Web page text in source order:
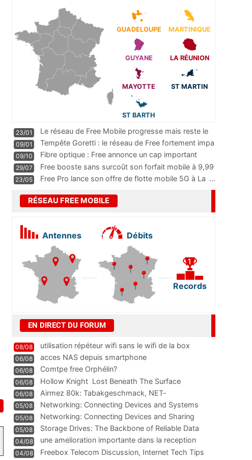
GUADELOUPE MARTINIQUE
GUYANE LA RÉUNION
MAYOTTE ST MARTIN
ST BARTH
23/01
Le réseau de Free Mobile progresse mais reste le
m
...
09/01
Tempête Goretti : le réseau de Free fortement impa
09/10
Fibre optique : Free annonce un cap important
pass
...
29/07
Free booste sans surcoût son forfait mobile à 9,99
23/05 Free Pro lance son offre de flotte mobile 5G à La ...
RÉSEAU FREE MOBILE
Antennes Débits
Records
EN DIRECT DU FORUM
08/08 utilisation répéteur wifi sans le wifi de la box
06/08 acces NAS depuis smartphone
06/08 Comtpe free Orphélin?
06/08 Hollow Knight  Lost Beneath The Surface
06/08
Airmez 80k: Tabakgeschmack, NET-
Technologie und Leistung im
05/08 Networking: Connecting Devices and Systems
05/08
Networking: Connecting Devices and Sharing
Information
05/08
Storage Drives: The Backbone of Reliable Data
Management
04/08
une amelioration importante dans la reception
WIFI
04/08
Freebox Telecom Discussion, Internet Tech Tips